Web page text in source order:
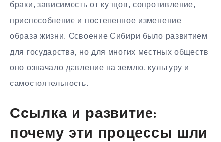
браки, зависимость от купцов, сопротивление,
приспособление и постепенное изменение
образа жизни. Освоение Сибири было развитием
для государства, но для многих местных обществ
оно означало давление на землю, культуру и
самостоятельность.
Ссылка и развитие:
почему эти процессы шли